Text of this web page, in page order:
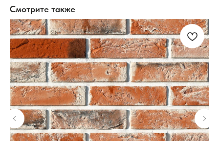
Смотрите также